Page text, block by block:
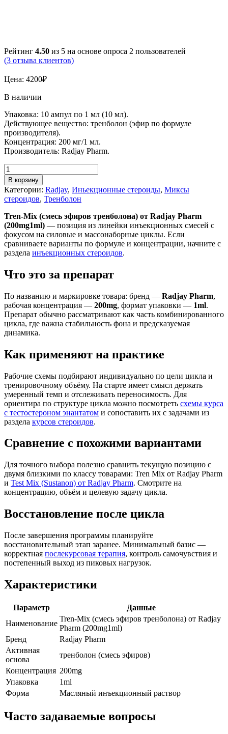
Рейтинг 4.50 из 5 на основе опроса 2 пользователей
(3 отзыва клиентов)
Цена: 4200₽
В наличии
Упаковка: 10 ампул по 1 мл (10 мл).
Действующее вещество: тренболон (эфир по формуле
производителя).
Концентрация: 200 мг/1 мл.
Производитель: Radjay Pharm.
В корзину
Категории: Radjay, Иньекционные стероиды, Миксы
стероидов, Тренболон
Tren-Mix (смесь эфиров тренболона) от Radjay Pharm
(200mg1ml) — позиция из линейки инъекционных смесей с
фокусом на силовые и массонаборные циклы. Если
сравниваете варианты по формуле и концентрации, начните с
раздела инъекционных стероидов.
Что это за препарат
По названию и маркировке товара: бренд — Radjay Pharm,
рабочая концентрация — 200mg, формат упаковки — 1ml.
Препарат обычно рассматривают как часть комбинированного
цикла, где важна стабильность фона и предсказуемая
динамика.
Как применяют на практике
Рабочие схемы подбирают индивидуально по цели цикла и
тренировочному объёму. На старте имеет смысл держать
умеренный темп и отслеживать переносимость. Для
ориентира по структуре цикла можно посмотреть схемы курса
с тестостероном энантатом и сопоставить их с задачами из
раздела курсов стероидов.
Сравнение с похожими вариантами
Для точного выбора полезно сравнить текущую позицию с
двумя близкими по классу товарами: Tren Mix от Radjay Pharm
и Test Mix (Sustanon) от Radjay Pharm. Смотрите на
концентрацию, объём и целевую задачу цикла.
Восстановление после цикла
После завершения программы планируйте
восстановительный этап заранее. Минимальный базис —
корректная послекурсовая терапия, контроль самочувствия и
постепенный выход из пиковых нагрузок.
Характеристики
Параметр
Данные
Наименование
Tren-Mix (смесь эфиров тренболона) от Radjay
Pharm (200mg1ml)
Бренд
Radjay Pharm
Активная
основа
тренболон (смесь эфиров)
Концентрация 200mg
Упаковка
1ml
Форма
Масляный инъекционный раствор
Часто задаваемые вопросы